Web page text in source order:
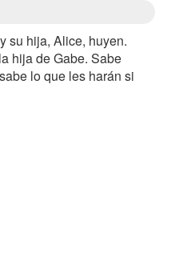
su hija, Alice, huyen.
hija de Gabe. Sabe
lo que les harán si